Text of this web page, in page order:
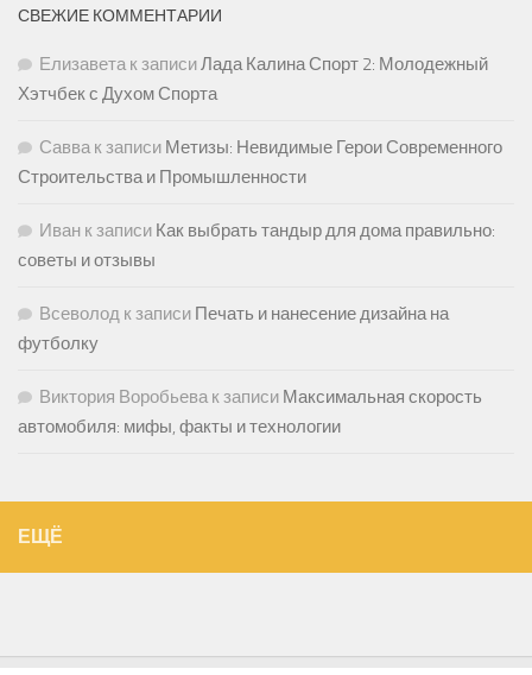
СВЕЖИЕ КОММЕНТАРИИ
Елизаветак записиЛада Калина Спорт 2: Молодежный
Хэтчбек с Духом Спорта
Саввак записи Метизы: Невидимые Герои Современного
Строительства и Промышленности
Иван к записи Как выбрать тандыр для дома правильно:
советы и отзывы
Всеволод к записи Печать и нанесение дизайна на
футболку
Виктория Воробьевак записи Максимальная скорость
автомобиля: мифы, факты и технологии
ЕЩЁ